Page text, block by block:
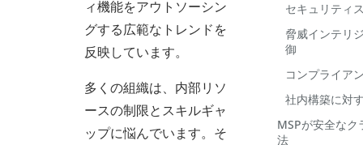
ィ機能をアウトソーシン
グする広範なトレンドを
反映しています。
多くの組織は、内部リソ
ースの制限とスキルギャ
ップに悩んでいます。そ
セキュリティ
脅威インテリ
御
コンプライア
社内構築に対
MSPが安全な
法